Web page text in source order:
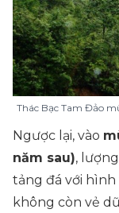
Thác Bạc Tam Đảo
Ngược lại, vào
năm sau),
tảng đá với
không còn vẻ